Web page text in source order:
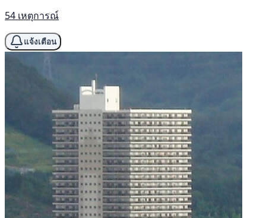
54 เหตุการณ์
แจ้งเตือน